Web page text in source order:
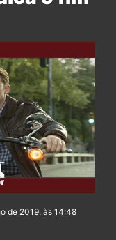
de 2019, às 14:48